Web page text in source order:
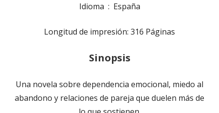
Idioma ‏ : ‎ España
Longitud de impresión: 316 Páginas
Sinopsis
Una novela sobre dependencia emocional, miedo al
abandono y relaciones de pareja que duelen más de